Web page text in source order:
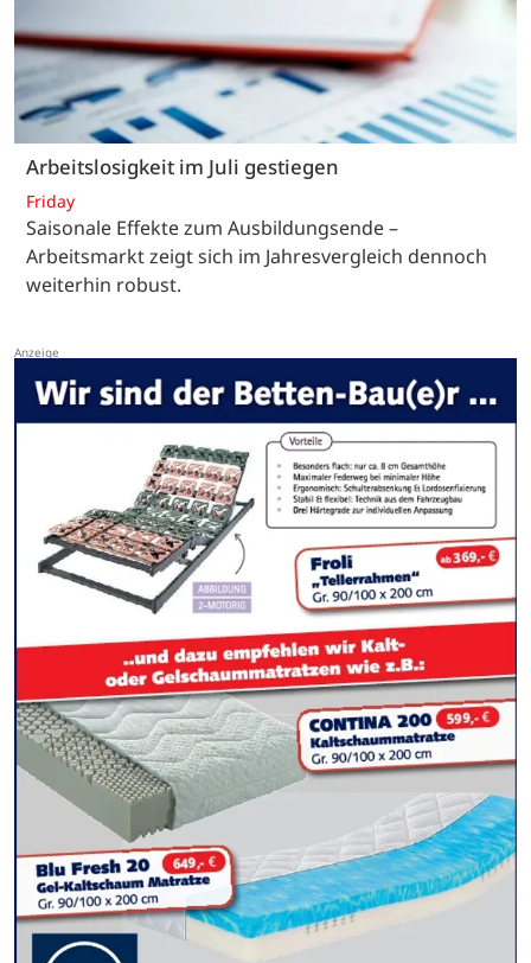
Arbeitslosigkeit im Juli gestiegen
Friday
Saisonale Effekte zum Ausbildungsende –
Arbeitsmarkt zeigt sich im Jahresvergleich dennoch
weiterhin robust.